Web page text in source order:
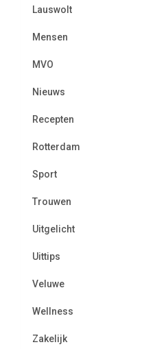
Lauswolt
Mensen
MVO
Nieuws
Recepten
Rotterdam
Sport
Trouwen
Uitgelicht
Uittips
Veluwe
Wellness
Zakelijk